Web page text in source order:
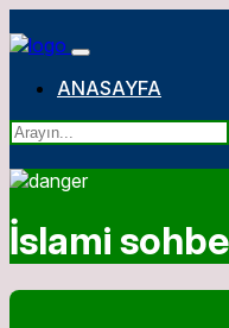
ANASAYFA
İslami